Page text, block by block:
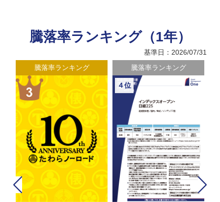
騰落率ランキング（1年）
基準日：2026/07/31
騰落率ランキング 騰落率ランキング
４位